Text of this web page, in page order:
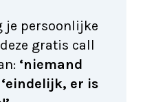
je persoonlijke
gratis call
‘niemand
‘eindelijk, er is